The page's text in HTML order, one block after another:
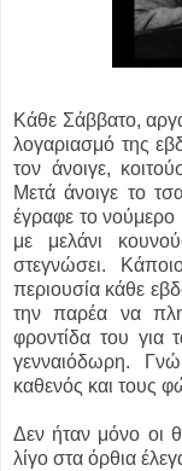
Κάθε Σάββατο,
λογαριασμό της
τον άνοιγε,
Μετά άνοιγε το
έγραφε το νούμερο
με μελάνι
στεγνώσει.
περιουσία κάθε
την παρέα να
φροντίδα του για
γενναιόδωρη.
καθενός και τους
Δεν ήταν μόνο οι
λίγο στα όρθια